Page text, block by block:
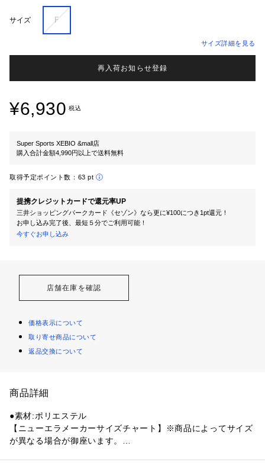
サイズ Ｆ
サイズ詳細を見る
再入荷お知らせ登録
¥6,930 税込
Super Sports XEBIO &mall店
購入合計金額4,990円以上で送料無料
取得予定ポイント数： 63 pt
提携クレジットカードで還元率UP
三井ショッピングパークカード《セゾン》なら更に¥100につき1pt還元！
お申し込み完了後、最短５分でご利用可能！
今すぐお申し込み
店舗在庫を確認
価格表示について
取り寄せ商品について
返品交換について
商品詳細
●素材:ポリエステル
【ニューエラメーカーサイズチャート】※商品によってサイズ
が異なる場合が御座います。